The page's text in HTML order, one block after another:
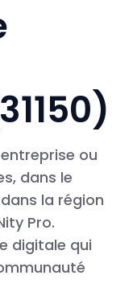
ou
dans le
la région
Pro.
digitale qui